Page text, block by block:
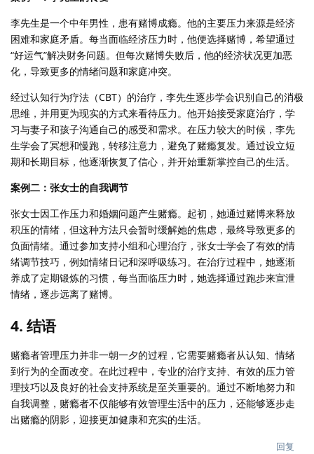
李先生是一个中年男性，患有赌博成瘾。他的主要压力来源是经济
困难和家庭矛盾。每当面临经济压力时，他便选择赌博，希望通过
“好运气”解决财务问题。但每次赌博失败后，他的经济状况更加恶
化，导致更多的情绪问题和家庭冲突。
经过认知行为疗法（CBT）的治疗，李先生逐步学会识别自己的消极
思维，并用更为现实的方式来看待压力。他开始接受家庭治疗，学
习与妻子和孩子沟通自己的感受和需求。在压力较大的时候，李先
生学会了冥想和慢跑，转移注意力，避免了赌瘾复发。通过设立短
期和长期目标，他逐渐恢复了信心，并开始重新掌控自己的生活。
案例二：张女士的自我调节
张女士因工作压力和婚姻问题产生赌瘾。起初，她通过赌博来释放
积压的情绪，但这种方法只会暂时缓解她的焦虑，最终导致更多的
负面情绪。通过参加支持小组和心理治疗，张女士学会了有效的情
绪调节技巧，例如情绪日记和深呼吸练习。在治疗过程中，她逐渐
养成了定期锻炼的习惯，每当面临压力时，她选择通过跑步来宣泄
情绪，逐步远离了赌博。
4. 结语
赌瘾者管理压力并非一朝一夕的过程，它需要赌瘾者从认知、情绪
到行为的全面改变。在此过程中，专业的治疗支持、有效的压力管
理技巧以及良好的社会支持系统是至关重要的。通过不断地努力和
自我调整，赌瘾者不仅能够有效管理生活中的压力，还能够逐步走
出赌瘾的阴影，迎接更加健康和充实的生活。
回复